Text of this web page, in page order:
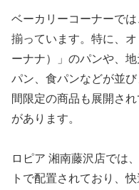
ベーカリーコーナーで
揃っています。​特に、
ーナナ）」のパンや、
パン、食パンなどが並
間限定の商品も展開さ
があります。
ロピア 湘南藤沢店では
トで配置されており、